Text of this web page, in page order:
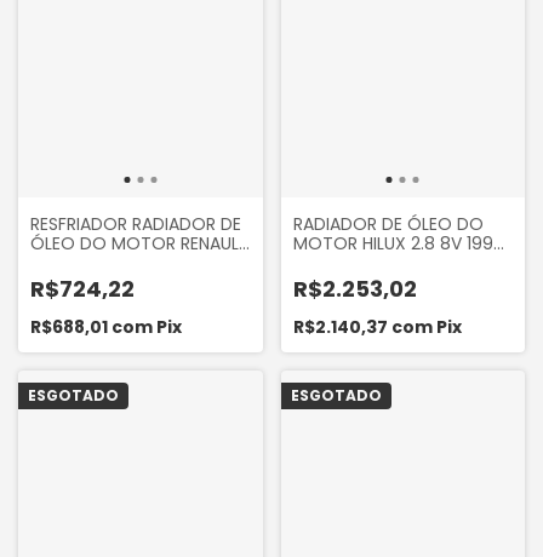
RESFRIADOR RADIADOR DE
ÓLEO DO MOTOR RENAULT
2012
R$724,22
R$688,01 com Pix
RADIADOR DE ÓLEO DO
MOTOR HILUX 2.8 8V 1996
A 2004
R$2.253,02
R$2.140,37 com Pix
ESGOTADO ESGOTADO